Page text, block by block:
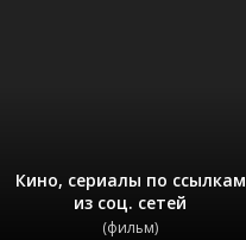
Кино, сериалы по ссылкам
из соц. сетей
(фильм)